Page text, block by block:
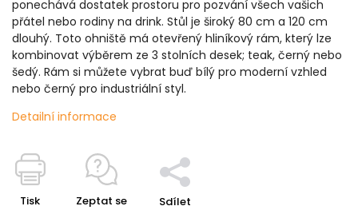
ponechává dostatek prostoru pro pozvání všech vašich
přátel nebo rodiny na drink. Stůl je široký 80 cm a 120 cm
dlouhý. Toto ohniště má otevřený hliníkový rám, který lze
kombinovat výběrem ze 3 stolních desek; teak, černý nebo
šedý. Rám si můžete vybrat buď bílý pro moderní vzhled
nebo černý pro industriální styl.
Detailní informace
Tisk Zeptat se Sdílet